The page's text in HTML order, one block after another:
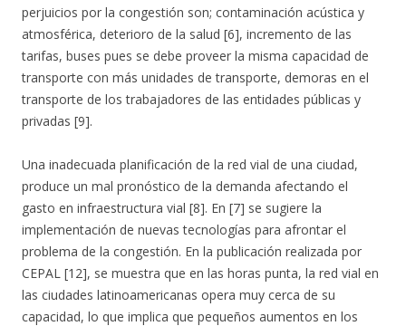
perjuicios por la congestión son; contaminación acústica y
atmosférica, deterioro de la salud [6], incremento de las
tarifas, buses pues se debe proveer la misma capacidad de
transporte con más unidades de transporte, demoras en el
transporte de los trabajadores de las entidades públicas y
privadas [9].
Una inadecuada planificación de la red vial de una ciudad,
produce un mal pronóstico de la demanda afectando el
gasto en infraestructura vial [8]. En [7] se sugiere la
implementación de nuevas tecnologías para afrontar el
problema de la congestión. En la publicación realizada por
CEPAL [12], se muestra que en las horas punta, la red vial en
las ciudades latinoamericanas opera muy cerca de su
capacidad, lo que implica que pequeños aumentos en los